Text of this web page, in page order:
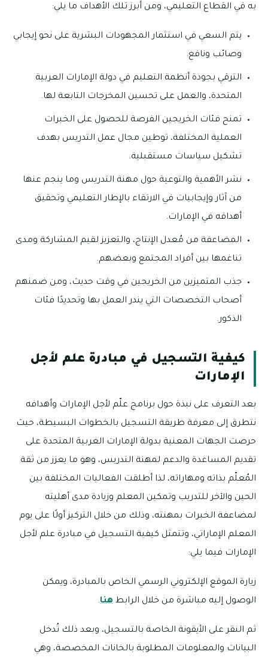
به في القطاع التعليمي، ومن أبرز تلك الأهداف ما يلي:
يتم السعي في استثمار المجهودات البشرية على نحو إيجابي
وصائب ونافع.
الترقي بجودة أنظمة التعليم في دولة الإمارات العربية
المتحدة، والعمل على تحسين المخرجات التابعة لها.
تمنح فئات الخريجين الفرصة للحصول على الخبرات
العملية المختلفة، توطين مجال عمل التدريس بهدف
تشكيل سياسات مستقبلية.
نشر الأهمية والتوعية حول مهنة التدريس وما ينجم عنها
من آثار وإيجابيات في الارتقاء بالإطار التعليمي وتحقيق
أهدافه في الإمارات.
المضاعفة من مُعدل الإنتاج، والتعزيز لقيم المشاركة ومدى
تناغمها بين أفراد المجتمع وبعضهم.
جذب المتميزين من الخريجين في وقت حديث، ومن ضمنهم
أصحاب التخصصات التي يندر العمل بها وتحديدًا فئات
الذكور.
كيفية التسجيل في مبادرة علم لأجل
الإمارات
بعد التعرف على نبذة حول برنامج علّم لأجل الإمارات وأهدافه
نتطرق إلى معرفة طريقة التسجيل بالخطوات البسيطة، حيث
حرصت الجهات المعنية بدولة الإمارات العربية المتحدة على
تقديم المساعدة والدعم لمهنة التدريس، وهو ما يعزز من ثقة
المُعلّم بذاته ومهاراته، لذا أطلقت الفعاليات المختلفة بين
الحين والآخر للتدريب وتمكين المعلم وزيادة مدى أهليته
لمضاعفة الخبرات بمهنته، وذلك من خلال التركيز أولًا على يوم
المعلم الإماراتي، وتتمثل كيفية التسجيل في مبادرة علم لأجل
الإمارات فيما يلي:
زيارة الموقع الإلكتروني الرسمي الخاص بالمبادرة، ويمكن
الوصول إليه مباشرة من خلال الرابط هنا.
ثم النقر على الأيقونة الخاصة بالتسجيل، وبعد ذلك تُدخل
البيانات والمعلومات المطلوبة بالخانات المخصصة، وهي